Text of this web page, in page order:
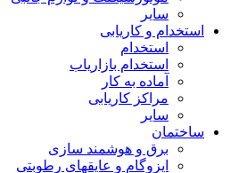
سایر
استخدام و کاریابی
استخدام
استخدام بازاریاب
آماده به کار
مراکز کاریابی
سایر
ساختمان
برق و هوشمند سازی
ایزوگام و عایقهای رطوبتی